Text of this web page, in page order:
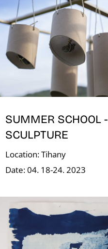
SUMMER SCHOOL -
SCULPTURE
Location: Tihany
Date: 04. 18-24. 2023